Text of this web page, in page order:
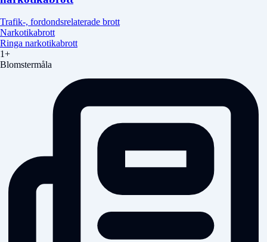
Trafik-, fordondsrelaterade brott
Narkotikabrott
Ringa narkotikabrott
1+
Blomstermåla